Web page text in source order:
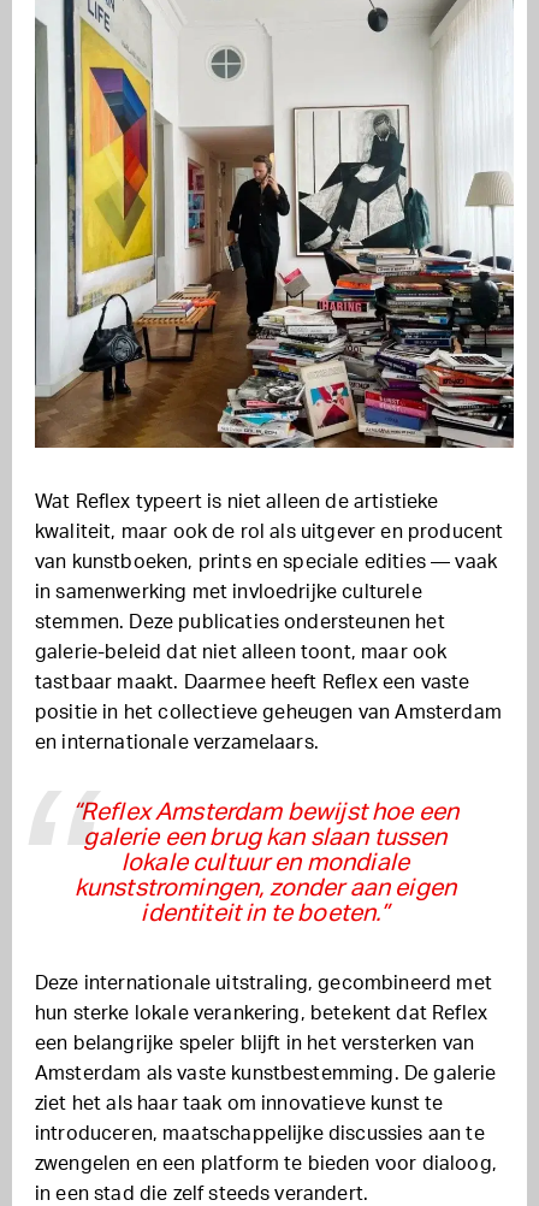
Wat Reflex typeert is niet alleen de artistieke
kwaliteit, maar ook de rol als uitgever en producent
van kunstboeken, prints en speciale edities — vaak
in samenwerking met invloedrijke culturele
stemmen. Deze publicaties ondersteunen het
galerie-beleid dat niet alleen toont, maar ook
tastbaar maakt. Daarmee heeft Reflex een vaste
positie in het collectieve geheugen van Amsterdam
en internationale verzamelaars.
“Reflex Amsterdam bewijst hoe een
galerie een brug kan slaan tussen
lokale cultuur en mondiale
kunststromingen, zonder aan eigen
identiteit in te boeten.”
Deze internationale uitstraling, gecombineerd met
hun sterke lokale verankering, betekent dat Reflex
een belangrijke speler blijft in het versterken van
Amsterdam als vaste kunstbestemming. De galerie
ziet het als haar taak om innovatieve kunst te
introduceren, maatschappelijke discussies aan te
zwengelen en een platform te bieden voor dialoog,
in een stad die zelf steeds verandert.